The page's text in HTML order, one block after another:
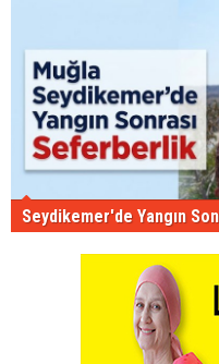
Seydikemer'de Yangın